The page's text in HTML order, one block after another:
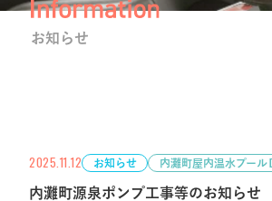
お知らせ
2025.11.12 お知らせ 内灘町屋内温水プール
内灘町源泉ポンプ工事等のお知らせ